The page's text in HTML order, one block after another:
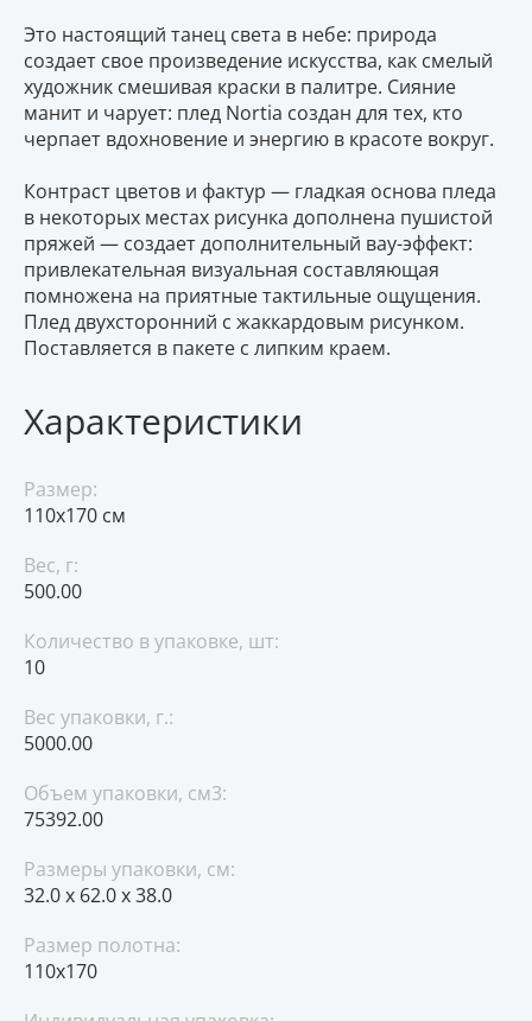
Это настоящий танец света в небе: природа
создает свое произведение искусства, как смелый
художник смешивая краски в палитре. Сияние
манит и чарует: плед Nortia создан для тех, кто
черпает вдохновение и энергию в красоте вокруг.
Контраст цветов и фактур — гладкая основа пледа
в некоторых местах рисунка дополнена пушистой
пряжей — создает дополнительный вау-эффект:
привлекательная визуальная составляющая
помножена на приятные тактильные ощущения.
Плед двухсторонний с жаккардовым рисунком.
Поставляется в пакете с липким краем.
Характеристики
Размер:
110х170 см
Вес, г:
500.00
Количество в упаковке, шт:
10
Вес упаковки, г.:
5000.00
Объем упаковки, см3:
75392.00
Размеры упаковки, см:
32.0 x 62.0 x 38.0
Размер полотна:
110x170